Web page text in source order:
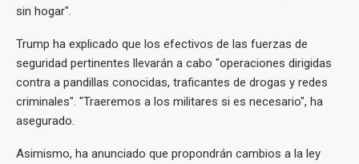
sin hogar".
Trump ha explicado que los efectivos de las fuerzas de
seguridad pertinentes llevarán a cabo "operaciones dirigidas
contra a pandillas conocidas, traficantes de drogas y redes
criminales". "Traeremos a los militares si es necesario", ha
asegurado.
Asimismo, ha anunciado que propondrán cambios a la ley